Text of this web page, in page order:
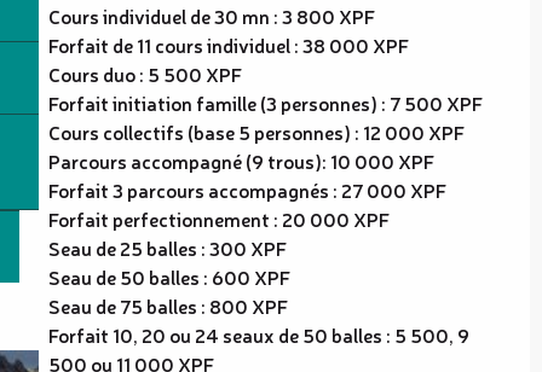
Cours individuel de 30 mn : 3 800 XPF
Forfait de 11 cours individuel : 38 000 XPF
Cours duo : 5 500 XPF
Forfait initiation famille (3 personnes) : 7 500 XPF
Cours collectifs (base 5 personnes) : 12 000 XPF
Parcours accompagné (9 trous): 10 000 XPF
Forfait 3 parcours accompagnés : 27 000 XPF
Forfait perfectionnement : 20 000 XPF
Seau de 25 balles : 300 XPF
Seau de 50 balles : 600 XPF
Seau de 75 balles : 800 XPF
Forfait 10, 20 ou 24 seaux de 50 balles : 5 500, 9
500 ou 11 000 XPF